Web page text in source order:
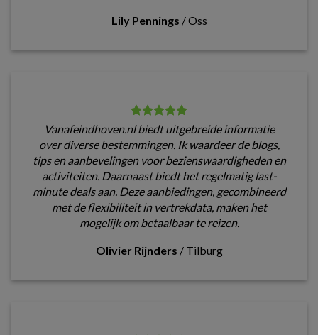
Lily Pennings /Oss
Vanafeindhoven.nl biedt uitgebreide informatie
over diverse bestemmingen. Ik waardeer de blogs,
tips en aanbevelingen voor bezienswaardigheden en
activiteiten. Daarnaast biedt het regelmatig last-
minute deals aan. Deze aanbiedingen, gecombineerd
met de flexibiliteit in vertrekdata, maken het
mogelijk om betaalbaar te reizen.
Olivier Rijnders / Tilburg